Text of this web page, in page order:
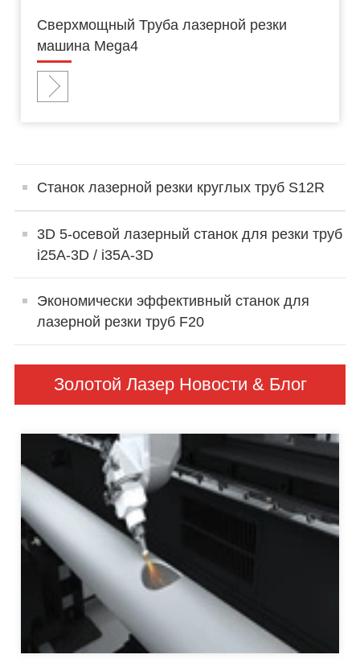
Сверхмощный Труба лазерной резки
машина Mega4
Станок лазерной резки круглых труб S12R
3D 5-осевой лазерный станок для резки труб
i25A-3D / i35A-3D
Экономически эффективный станок для
лазерной резки труб F20
Золотой Лазер Новости & Блог